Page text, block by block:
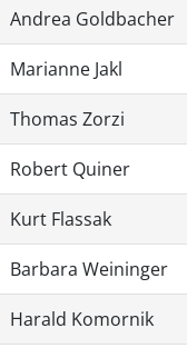
Andrea Goldbacher
Marianne Jakl
Thomas Zorzi
Robert Quiner
Kurt Flassak
Barbara Weininger
Harald Komornik